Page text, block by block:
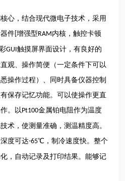
心，结合现代微电子技术，采用
件 [增强型 RAM 内核，触控卡顿
GUI触摸屏界面设计，有良好的
观、操作简便（一定条件下可以
操作过程）、同时具备仪器控制
保存记忆功能。可以使操作更直
。以 Pt100金属铂电阻作为温度
术，使测量准确，测温精度高。
度可达-65℃，制冷速度快。整个
，自动记录及打印结果。能够记